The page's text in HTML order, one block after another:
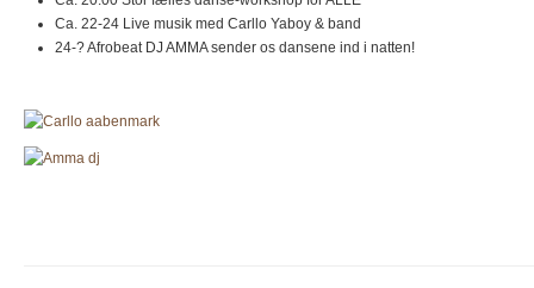
Ca. 22-24 Live musik med Carllo Yaboy & band
24-? Afrobeat DJ AMMA sender os dansene ind i natten!